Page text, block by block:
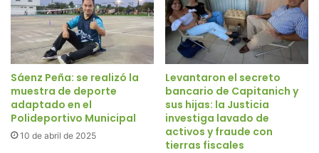
Sáenz Peña: se realizó la
muestra de deporte
adaptado en el
Polideportivo Municipal
10 de abril de 2025
Levantaron el secreto
bancario de Capitanich y
sus hijas: la Justicia
investiga lavado de
activos y fraude con
tierras fiscales